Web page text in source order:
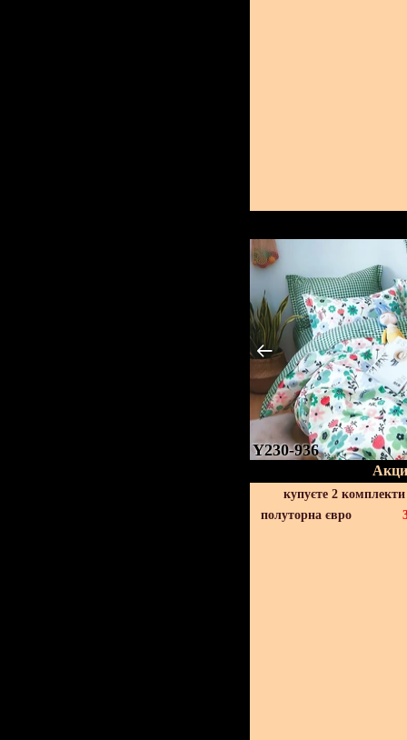
Y230-936
купуєте 2
полуторна євро